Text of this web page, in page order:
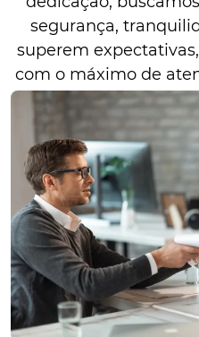
segurança,
superem
com o máximo de